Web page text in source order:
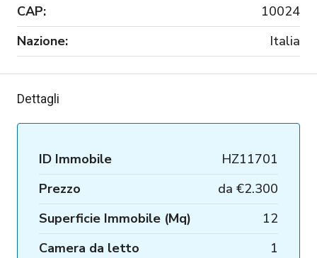
CAP:
10024
Nazione:
Italia
Dettagli
ID Immobile
HZ11701
Prezzo
da €2.300
Superficie Immobile (Mq)
12
Camera da letto
1